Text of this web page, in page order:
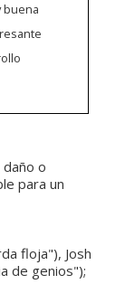
buena
o
para un
floja"), Josh
de genios");